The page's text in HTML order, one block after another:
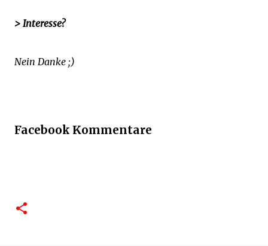
> Interesse?
Nein Danke ;)
Facebook Kommentare